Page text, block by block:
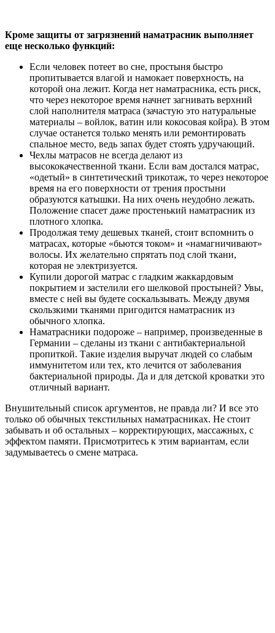
Кроме защиты от загрязнений наматрасник выполняет
еще несколько функций:
Если человек потеет во сне, простыня быстро
пропитывается влагой и намокает поверхность, на
которой она лежит. Когда нет наматрасника, есть риск,
что через некоторое время начнет загнивать верхний
слой наполнителя матраса (зачастую это натуральные
материалы – войлок, ватин или кокосовая койра). В этом
случае останется только менять или ремонтировать
спальное место, ведь запах будет стоять удручающий.
Чехлы матрасов не всегда делают из
высококачественной ткани. Если вам достался матрас,
«одетый» в синтетический трикотаж, то через некоторое
время на его поверхности от трения простыни
образуются катышки. На них очень неудобно лежать.
Положение спасет даже простенький наматрасник из
плотного хлопка.
Продолжая тему дешевых тканей, стоит вспомнить о
матрасах, которые «бьются током» и «намагничивают»
волосы. Их желательно спрятать под слой ткани,
которая не электризуется.
Купили дорогой матрас с гладким жаккардовым
покрытием и застелили его шелковой простыней? Увы,
вместе с ней вы будете соскальзывать. Между двумя
скользкими тканями пригодится наматрасник из
обычного хлопка.
Наматрасники подороже – например, произведенные в
Германии – сделаны из ткани с антибактериальной
пропиткой. Такие изделия выручат людей со слабым
иммунитетом или тех, кто лечится от заболевания
бактериальной природы. Да и для детской кроватки это
отличный вариант.
Внушительный список аргументов, не правда ли? И все это
только об обычных текстильных наматрасниках. Не стоит
забывать и об остальных – корректирующих, массажных, с
эффектом памяти. Присмотритесь к этим вариантам, если
задумываетесь о смене матраса.